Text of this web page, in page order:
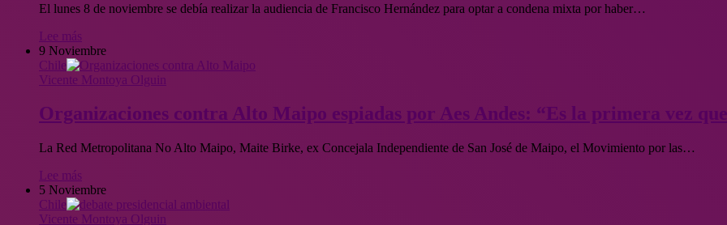
El lunes 8 de noviembre se debía realizar la audiencia de Francisco Hernández para optar a condena mixta por haber…
Lee más
9 Noviembre
Chile
Vicente Montoya Olguin
Organizaciones contra Alto Maipo espiadas por Aes Andes: “Es la primera vez
La Red Metropolitana No Alto Maipo, Maite Birke, ex Concejala Independiente de San José de Maipo, el Movimiento por las…
Lee más
5 Noviembre
Chile
Vicente Montoya Olguin